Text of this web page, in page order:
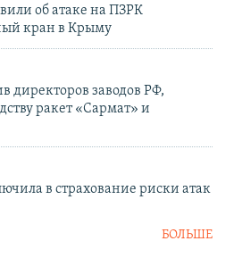
об атаке на ПЗРК
кран в Крыму
директоров заводов РФ,
ракет «Сармат» и
в страхование риски атак
БОЛЬШЕ